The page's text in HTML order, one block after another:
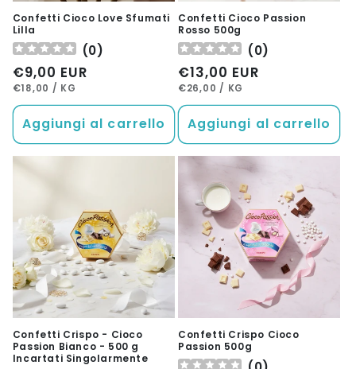
Confetti Cioco Love Sfumati
Lilla
(0)
Prezzo
di
listino
€9,00 EUR
PREZZO
€18,00 / PER
KG
Aggiungi al carrello
Confetti Cioco Passion
Rosso 500g
(0)
Prezzo
di
listino
€13,00 EUR
PREZZO
€26,00 / PER
KG
Aggiungi al carrello
Confetti Crispo - Cioco
Passion Bianco - 500 g
Incartati Singolarmente
Confetti Crispo Cioco
Passion 500g